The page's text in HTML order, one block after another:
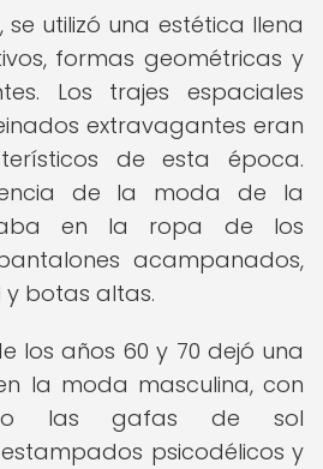
se utilizó una estética llena
formas geométricas y
Los trajes espaciales
extravagantes eran
de esta época.
de la moda de la
en la ropa de los
acampanados,
botas altas.
los años 60 y 70 dejó una
la moda masculina, con
las gafas de sol
psicodélicos y